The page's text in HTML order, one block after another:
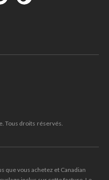
Tous droits réservés.
que vous achetez et Canadian